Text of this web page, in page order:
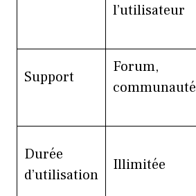
l’utilisateur
Support
Forum,
communauté
Durée
d’utilisation
Illimitée